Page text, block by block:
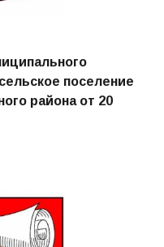
поселение
района от 20